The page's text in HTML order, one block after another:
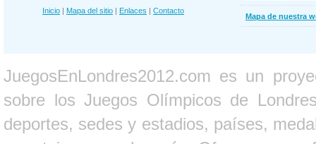
Inicio | Mapa del sitio | Enlaces | Contacto
Mapa de nuestra
JuegosEnLondres2012.com es un
sobre los Juegos Olímpicos de
deportes, sedes y estadios, países,